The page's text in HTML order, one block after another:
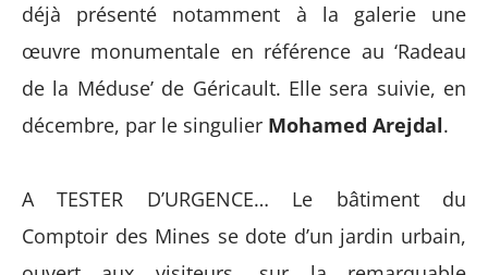
déjà présenté notamment à la galerie une
œuvre monumentale en référence au ‘Radeau
de la Méduse’ de Géricault. Elle sera suivie, en
décembre, par le singulier Mohamed Arejdal.
A TESTER D’URGENCE… Le bâtiment du
Comptoir des Mines se dote d’un jardin urbain,